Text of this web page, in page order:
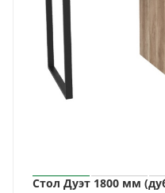
Стол Дуэт 1800 мм